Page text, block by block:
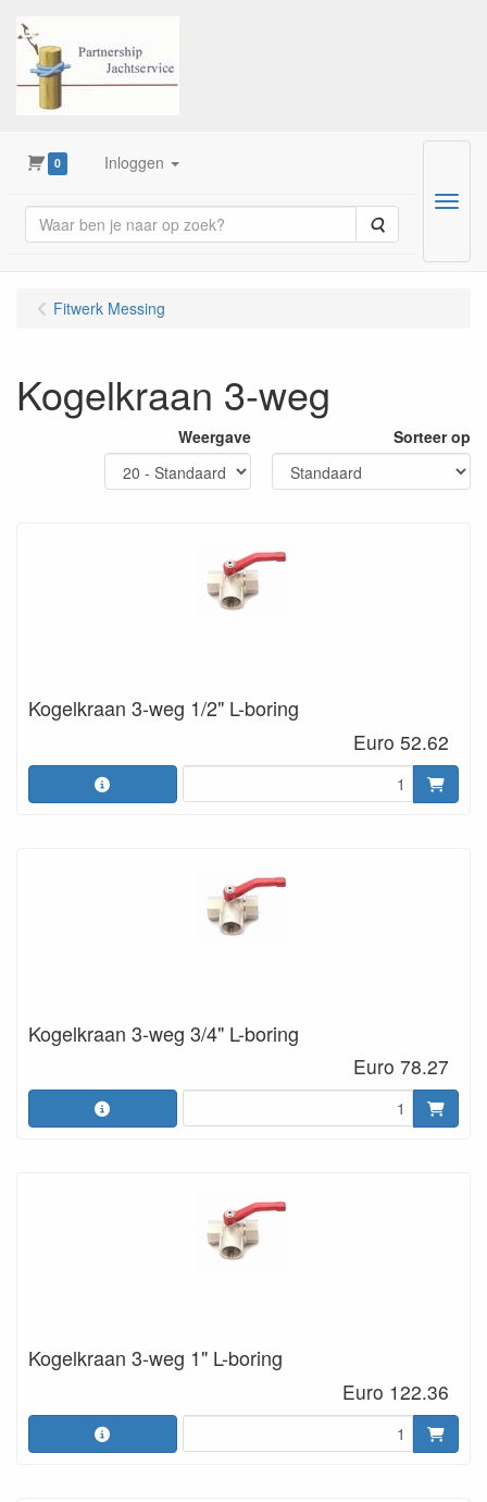
0 Inloggen
Zoeken
Menu
Fitwerk Messing
Kogelkraan 3-weg
Weergave Sorteer op
Kogelkraan 3-weg 1/2" L-boring
Euro 52.62
Kogelkraan 3-weg 3/4" L-boring
Euro 78.27
Kogelkraan 3-weg 1" L-boring
Euro 122.36